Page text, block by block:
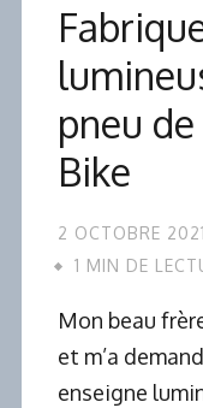
pneu
Bike
2 OCTOBRE 2021
1 MIN DE
Mon beau
et m’a
enseigne